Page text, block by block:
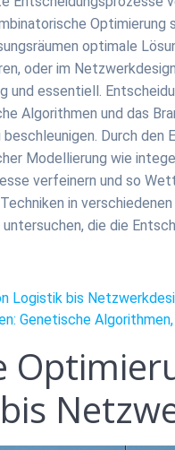
optimale
oder im
und essentiell.
Algorithmen und das
Durch den
Modellierung wie
verfeinern und so
in
die die
Logistik bis
Genetische